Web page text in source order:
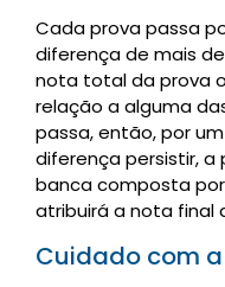
Cada prova passa
diferença de mais
nota total da prova
relação a alguma
passa, então, por
diferença persistir, a
banca composta
atribuirá a nota final
Cuidado com